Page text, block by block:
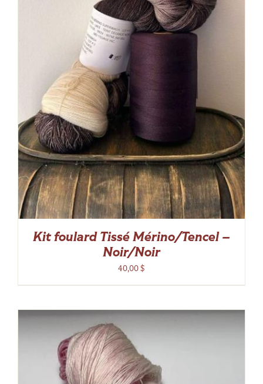
Kit foulard Tissé Mérino/Tencel –
Noir/Noir
40,00$